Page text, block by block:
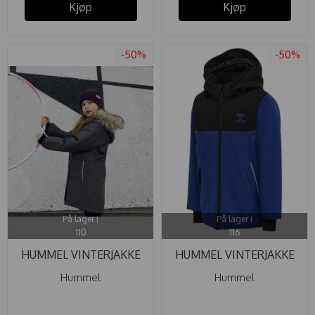
Kjøp Kjøp
-50%
På lager i
110
HUMMEL VINTERJAKKE
LEAF ...
Hummel
-50%
På lager i
116
HUMMEL VINTERJAKKE
LOGAN ...
Hummel